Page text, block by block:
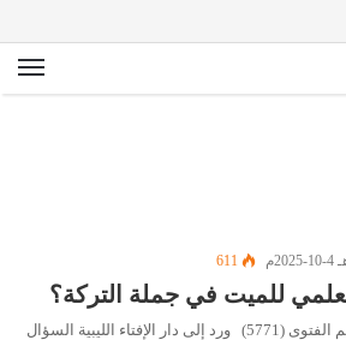
611
للميت في جملة التركة؟
بِسْمِ اللهِ الرَّحْمَنِ الرَّحِيمِ رقم الفتوى (5771) ورد إلى دار الإفتاء الليبية السؤال